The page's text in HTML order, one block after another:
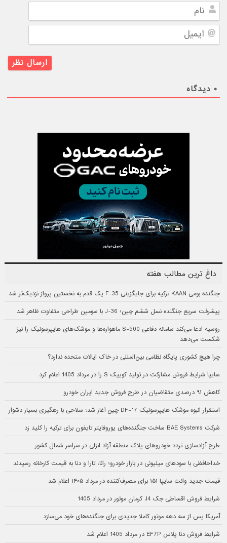
نام
ایمیل
۰ دیدگاه
داغ ترین مطالب هفته
جنگنده بومی KAAN ترکیه برای جایگزینی F-35 یک قدم به نخستین پرواز نزدیک‌تر شد
پیشرفت سریع جنگنده نسل ششم چین؛ J-36 با سومین طراحی متفاوت ظاهر شد
روسیه ادعا می‌کند سامانه دفاعی S-500 ماهواره‌ها و موشک‌های هایپرسونیک را نیز
شکست می‌دهد
چرا هیچ کشوری پایگاه نظامی بین‌المللی در خاک ایالات متحده ندارد؟
سایپا شرایط فروش مشارکت در تولید کوییک S را در مرداد 1405 اعلام کرد
کاهش ۹۱ درصدی متقاضیان در طرح فروش جدید ایران خودرو
استقرار انبوه موشک هایپرسونیک DF-17 چین آغاز شد؛ سلاحی با رهگیری بسیار دشوار
شرکت BAE Systems ساخت جنگنده‌های یوروفایتر تایفون برای ترکیه را کلید زد
طرح آزادسازی تردد خودروهای پلاک منطقه آزاد انزلی در سراسر شمال کشور
خداحافظی با سودهای میلیونی در بازار خودرو؛ رانا، تارا و دنا به قیمت کارخانه رسیدند
قیمت جدید وانت سایپا ۱۵۱ برای مصرف‌کننده در مرداد ۱۴۰۵ اعلام شد
شرایط فروش اقساطی جک J4 کرمان موتور در مرداد 1405
آمریکا پس از سه دهه موتور کاملا جدیدی برای جنگنده‌های خود می‌سازد
شرایط فروش دنا پلاس EF7P در مرداد 1405 اعلام شد